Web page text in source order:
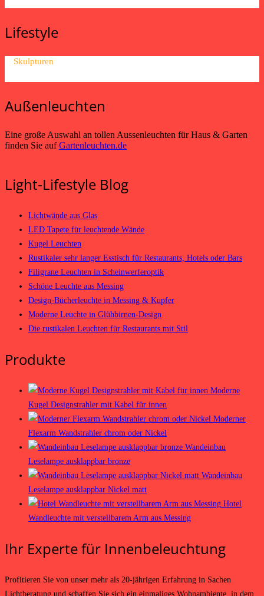
Lifestyle
Skulpturen
Außenleuchten
Eine große Auswahl an tollen Aussenleuchten für Haus & Garten
finden Sie aufGartenleuchten.de
Light-Lifestyle Blog
Lichtwände aus Glas
LED Tapete für leuchtende Wände
Kugel Leuchten
Rustikaler sehr langer Esstisch für Restaurants, Hotels oder Bars
Filigrane Leuchten in Scheinwerferoptik
Schöne Leuchte aus Messing
Design-Bücherleuchte in Messing & Kupfer
Moderne Leuchte in Glühbirnen-Design
Die rustikalen Leuchten für Restaurants mit Stil
Produkte
Moderne
Kugel Designstrahler mit Kabel für innen
Moderner
Flexarm Wandstrahler chrom oder Nickel
Wandeinbau
Leselampe ausklappbar bronze
Wandeinbau
Leselampe ausklappbar Nickel matt
Hotel
Wandleuchte mit verstellbarem Arm aus Messing
Ihr Experte für Innenbeleuchtung
Profitieren Sie von unser mehr als 20-jährigen Erfahrung in Sachen
Lichtberatung und schaffen Sie sich ein einmaliges Wohnambiente, in dem